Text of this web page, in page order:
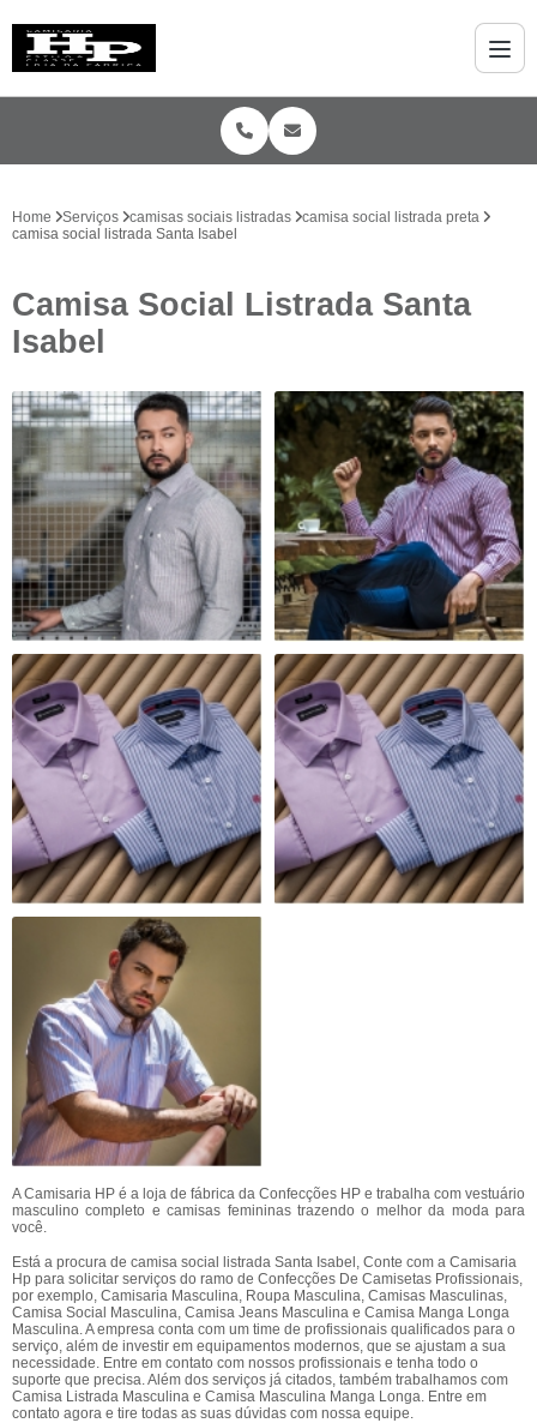
Home Serviços camisas sociais listradas
camisa social listrada preta
camisa social listrada Santa Isabel
Camisa Social Listrada Santa
Isabel
A Camisaria HP é a loja de fábrica da Confecções HP e trabalha com vestuário
masculino completo e camisas femininas trazendo o melhor da moda para
você.
Está a procura de camisa social listrada Santa Isabel, Conte com a Camisaria
Hp para solicitar serviços do ramo de Confecções De Camisetas Profissionais,
por exemplo, Camisaria Masculina, Roupa Masculina, Camisas Masculinas,
Camisa Social Masculina, Camisa Jeans Masculina e Camisa Manga Longa
Masculina. A empresa conta com um time de profissionais qualificados para o
serviço, além de investir em equipamentos modernos, que se ajustam a sua
necessidade. Entre em contato com nossos profissionais e tenha todo o
suporte que precisa. Além dos serviços já citados, também trabalhamos com
Camisa Listrada Masculina e Camisa Masculina Manga Longa. Entre em
contato agora e tire todas as suas dúvidas com nossa equipe.